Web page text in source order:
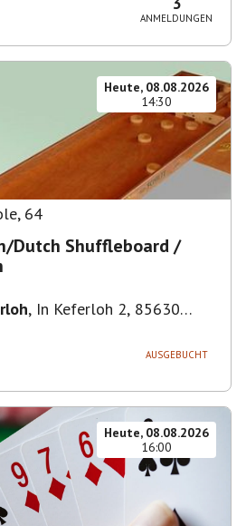
ANMELDUNGEN
Heute, 08.08.2026
14:30
, 64
Dutch Shuffleboard /
, In Keferloh 2, 85630
AUSGEBUCHT
Heute, 08.08.2026
16:00